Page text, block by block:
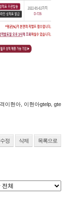
이현아 이현아gtelp gte
수정 삭제 목록으로